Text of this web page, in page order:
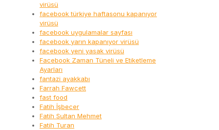
virüsü
facebook türkiye haftasonu kapanıyor
virüsü
facebook uygulamalar sayfası
facebook yarın kapanıyor virüsü
facebook yeni yasak virüsü
Facebook Zaman Tüneli ve Etiketleme
Ayarları
fantazi ayakkabı
Farrah Fawcett
fast food
Fatih İşbecer
Fatih Sultan Mehmet
Fatih Turan